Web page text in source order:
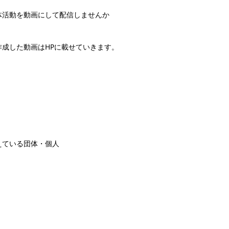
動を動画にして配信しませんか
した動画はHPに載せていきます。
いる団体・個人